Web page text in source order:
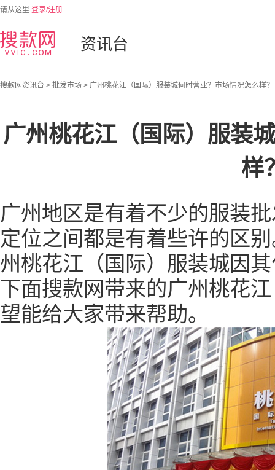
请从这里 登录/注册
资讯台
搜款网资讯台 > 批发市场 > 广州桃花江（国际）服装城何时营业？市场情况怎么样？
广州桃花江（国际）服装
样
广州地区是有着不少的服装
定位之间都是有着些许的区
州桃花江（国际）服装城因
下面搜款网带来的广州桃花
望能给大家带来帮助。